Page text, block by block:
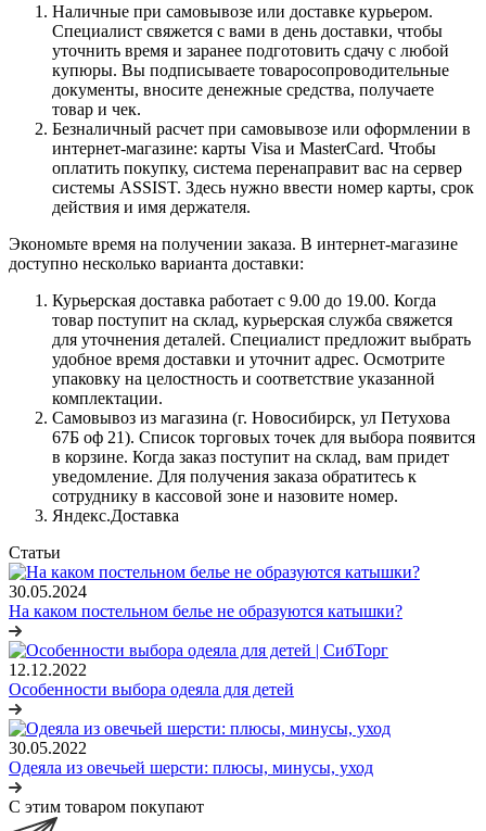
Наличные при самовывозе или доставке курьером.
Специалист свяжется с вами в день доставки, чтобы
уточнить время и заранее подготовить сдачу с любой
купюры. Вы подписываете товаросопроводительные
документы, вносите денежные средства, получаете
товар и чек.
Безналичный расчет при самовывозе или оформлении в
интернет-магазине: карты Visa и MasterCard. Чтобы
оплатить покупку, система перенаправит вас на сервер
системы ASSIST. Здесь нужно ввести номер карты, срок
действия и имя держателя.
Экономьте время на получении заказа. В интернет-магазине
доступно несколько варианта доставки:
Курьерская доставка работает с 9.00 до 19.00. Когда
товар поступит на склад, курьерская служба свяжется
для уточнения деталей. Специалист предложит выбрать
удобное время доставки и уточнит адрес. Осмотрите
упаковку на целостность и соответствие указанной
комплектации.
Самовывоз из магазина (г. Новосибирск, ул Петухова
67Б оф 21). Список торговых точек для выбора появится
в корзине. Когда заказ поступит на склад, вам придет
уведомление. Для получения заказа обратитесь к
сотруднику в кассовой зоне и назовите номер.
Яндекс.Доставка
Статьи
30.05.2024
На каком постельном белье не образуются катышки?
12.12.2022
Особенности выбора одеяла для детей
30.05.2022
Одеяла из овечьей шерсти: плюсы, минусы, уход
С этим товаром покупают